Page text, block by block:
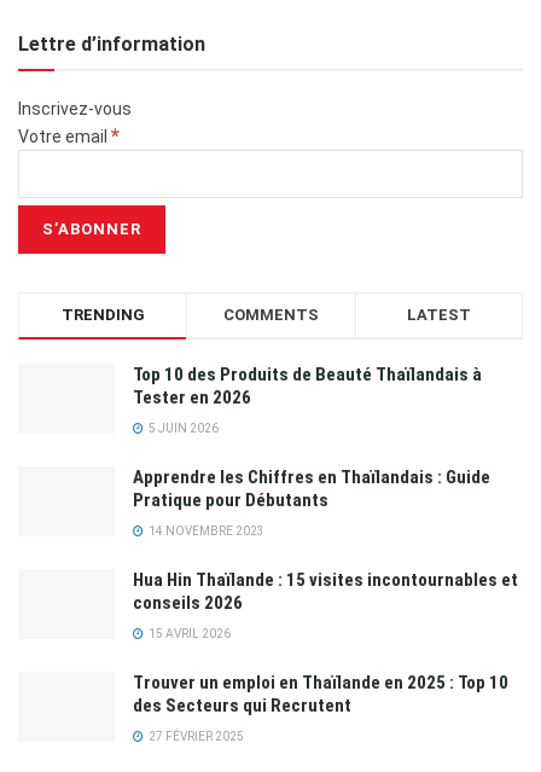
Lettre d’information
Inscrivez-vous
Votre email *
TRENDING COMMENTS LATEST
Top 10 des Produits de Beauté Thaïlandais à
Tester en 2026
5 JUIN 2026
Apprendre les Chiffres en Thaïlandais : Guide
Pratique pour Débutants
14 NOVEMBRE 2023
Hua Hin Thaïlande : 15 visites incontournables et
conseils 2026
15 AVRIL 2026
Trouver un emploi en Thaïlande en 2025 : Top 10
des Secteurs qui Recrutent
27 FÉVRIER 2025